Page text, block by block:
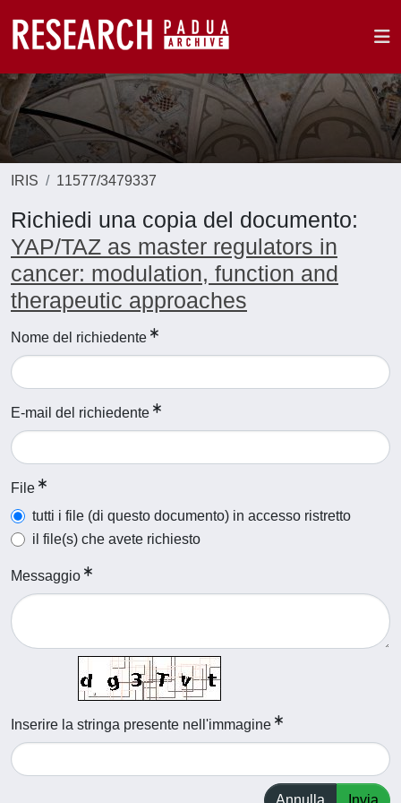
IRIS 11577/3479337
Richiedi una copia del documento:
YAP/TAZ as master regulators in
cancer: modulation, function and
therapeutic approaches
Nome del richiedente
E-mail del richiedente
File
tutti i file (di questo documento) in accesso ristretto
il file(s) che avete richiesto
Messaggio
Inserire la stringa presente nell'immagine
Annulla Invia